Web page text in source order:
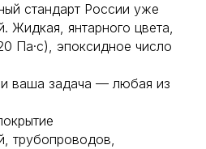
стандарт России уже
Жидкая, янтарного цвета,
Па·с), эпоксидное число
ваша задача — любая из
трубопроводов,